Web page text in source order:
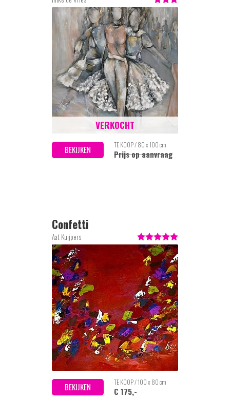
BEKIJKEN TE KOOP / 80 x 100 cm
Prijs op aanvraag
VERKOCHT
Confetti
Aat Kuijpers
BEKIJKEN TE KOOP / 100 x 80 cm
€ 175,-